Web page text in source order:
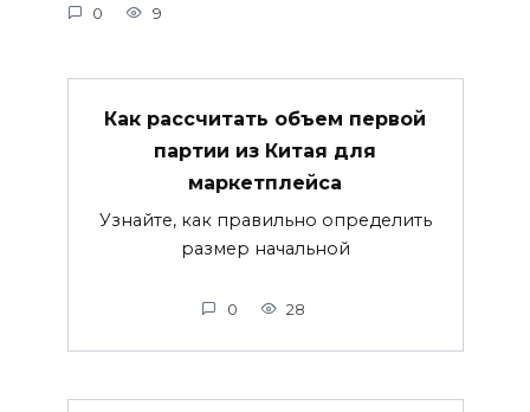
0 9
Как рассчитать объем первой
партии из Китая для
маркетплейса
Узнайте, как правильно определить
размер начальной
0 28